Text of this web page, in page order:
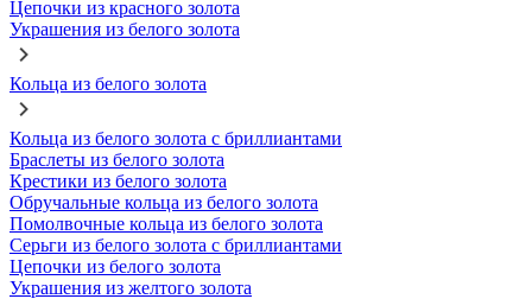
Цепочки из красного золота
Украшения из белого золота
Кольца из белого золота
Кольца из белого золота с бриллиантами
Браслеты из белого золота
Крестики из белого золота
Обручальные кольца из белого золота
Помолвочные кольца из белого золота
Серьги из белого золота с бриллиантами
Цепочки из белого золота
Украшения из желтого золота